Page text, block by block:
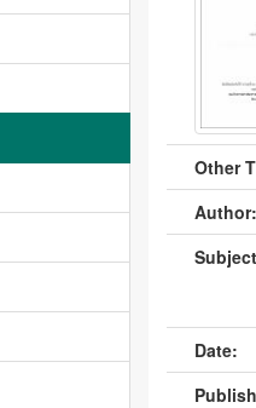
Other
Author:
Date: